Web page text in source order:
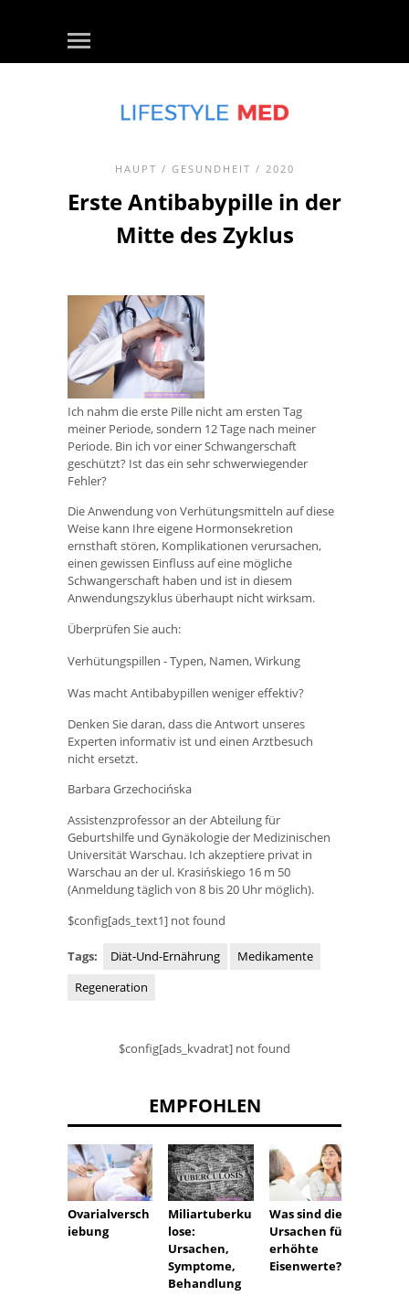
HAUPT / GESUNDHEIT / 2020
Erste Antibabypille in der
Mitte des Zyklus
Ich nahm die erste Pille nicht am ersten Tag
meiner Periode, sondern 12 Tage nach meiner
Periode. Bin ich vor einer Schwangerschaft
geschützt? Ist das ein sehr schwerwiegender
Fehler?
Die Anwendung von Verhütungsmitteln auf diese
Weise kann Ihre eigene Hormonsekretion
ernsthaft stören, Komplikationen verursachen,
einen gewissen Einfluss auf eine mögliche
Schwangerschaft haben und ist in diesem
Anwendungszyklus überhaupt nicht wirksam.
Überprüfen Sie auch:
Verhütungspillen - Typen, Namen, Wirkung
Was macht Antibabypillen weniger effektiv?
Denken Sie daran, dass die Antwort unseres
Experten informativ ist und einen Arztbesuch
nicht ersetzt.
Barbara Grzechocińska
Assistenzprofessor an der Abteilung für
Geburtshilfe und Gynäkologie der Medizinischen
Universität Warschau. Ich akzeptiere privat in
Warschau an der ul. Krasińskiego 16 m 50
(Anmeldung täglich von 8 bis 20 Uhr möglich).
$config[ads_text1] not found
Tags: Diät-Und-Ernährung
Medikamente
Regeneration
$config[ads_kvadrat] not found
EMPFOHLEN
Ovarialversch
iebung
Miliartuberku
lose:
Ursachen,
Symptome,
Behandlung
Was sind die
Ursachen für
erhöhte
Eisenwerte?